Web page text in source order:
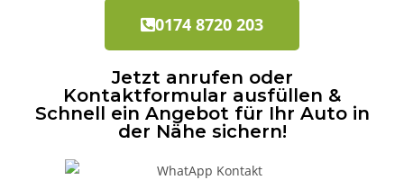
0174 8720 203
Jetzt anrufen oder
Kontaktformular ausfüllen &
Schnell ein Angebot für Ihr Auto in
der Nähe sichern!